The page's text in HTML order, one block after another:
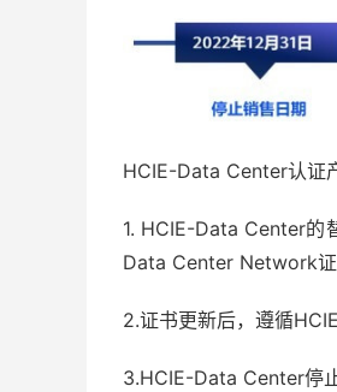
HCIE-Data Center认证
1. HCIE-Data Center的
Data Center Network证
2.证书更新后，遵循
3.HCIE-Data Center停